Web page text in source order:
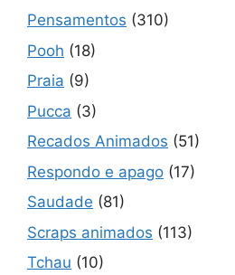
Pensamentos (310)
Pooh (18)
Praia (9)
Pucca (3)
Recados Animados (51)
Respondo e apago (17)
Saudade (81)
Scraps animados (113)
Tchau (10)